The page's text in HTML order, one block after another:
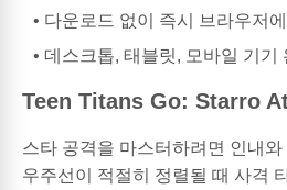
다운로드 없이 즉시 브라우저
데스크톱, 태블릿, 모바일 기기
Teen Titans Go: Starro
스타 공격을 마스터하려면 인내
우주선이 적절히 정렬될 때 사격